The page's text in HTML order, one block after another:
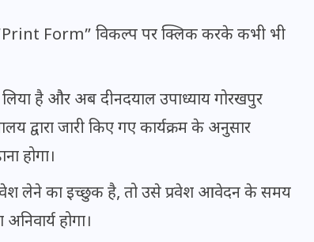
Form” विकल्प पर क्लिक करके कभी भी
है और अब दीनदयाल उपाध्याय गोरखपुर
द्वारा जारी किए गए कार्यक्रम के अनुसार
होगा।
प्रवेश लेने का इच्छुक है, तो उसे प्रवेश आवेदन के समय
होगा।
24 अगस्त 2025